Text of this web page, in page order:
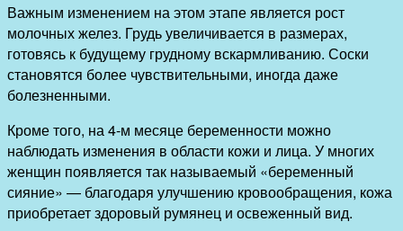
Важным изменением на этом этапе является рост
молочных желез. Грудь увеличивается в размерах,
готовясь к будущему грудному вскармливанию. Соски
становятся более чувствительными, иногда даже
болезненными.
Кроме того, на 4-м месяце беременности можно
наблюдать изменения в области кожи и лица. У многих
женщин появляется так называемый «беременный
сияние» — благодаря улучшению кровообращения, кожа
приобретает здоровый румянец и освеженный вид.